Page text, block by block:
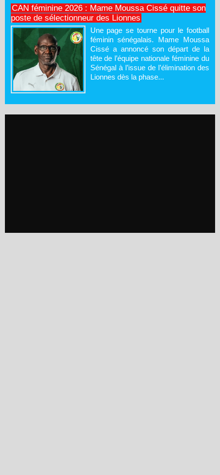
CAN féminine 2026 : Mame Moussa Cissé quitte son
poste de sélectionneur des Lionnes
Une page se tourne pour le football
féminin sénégalais. Mame Moussa
Cissé a annoncé son départ de la
tête de l’équipe nationale féminine du
Sénégal à l’issue de l’élimination des
Lionnes dès la phase...